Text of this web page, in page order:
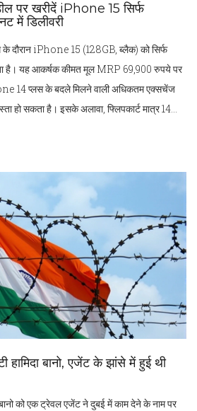
पर खरीदें iPhone 15 सिर्फ
में डिलीवरी
के दौरान iPhone 15 (128GB, ब्लैक) को सिर्फ
है। यह आकर्षक कीमत मूल MRP 69,900 रुपये पर
14 प्लस के बदले मिलने वाली अधिकतम एक्सचेंज
हो सकता है। इसके अलावा, फ्लिपकार्ट मात्र 14
है। यह डील प्रीमियम एप्पल टेक्नोलॉजी को
अवसर है।
हामिदा बानो, एजेंट के झांसे में हुई थी
को एक ट्रेवल एजेंट ने दुबई में काम देने के नाम पर